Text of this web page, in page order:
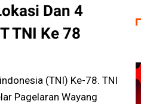
Dan 4
TNI Ke 78
(TNI) Ke-78. TNI
Pagelaran Wayang